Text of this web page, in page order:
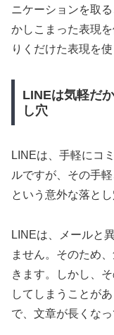
ニケーションを取
かしこまった表現
りくだけた表現を
LINEは気軽だ
し穴
LINEは、手軽にコ
ルですが、その手
という意外な落とし
LINEは、メールと
ません。そのため
きます。しかし、
してしまうことが
で、文章が長くなっ